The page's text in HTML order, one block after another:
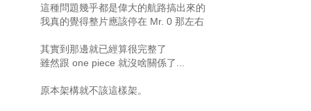
這種問題幾乎都是偉大的航路搞出來的
我真的覺得整片應該停在 Mr. 0 那左右
其實到那邊就已經算很完整了
雖然跟 one piece 就沒啥關係了...
原本架構就不該這樣架。